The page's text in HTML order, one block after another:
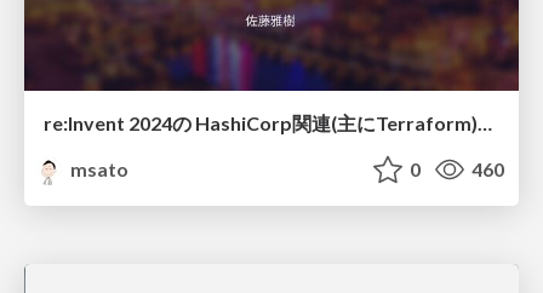
msato
0 460